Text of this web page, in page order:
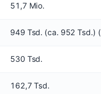
51,7 Mio.
949 Tsd. (ca. 952 Tsd.) (
530 Tsd.
162,7 Tsd.